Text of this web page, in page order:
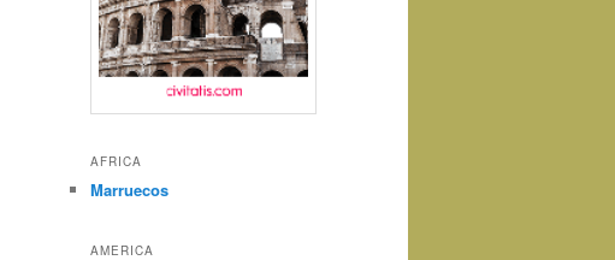
AFRICA
Marruecos
AMERICA